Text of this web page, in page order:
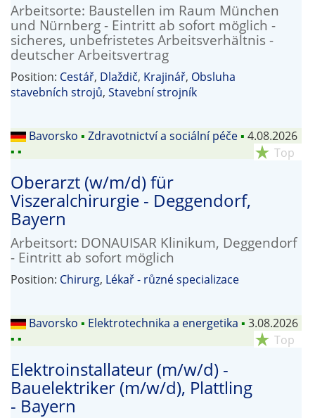
Arbeitsorte: Baustellen im Raum München
und Nürnberg - Eintritt ab sofort möglich -
sicheres, unbefristetes Arbeitsverhältnis -
deutscher Arbeitsvertrag
Position: Cestář, Dlaždič, Krajinář, Obsluha
stavebních strojů, Stavební strojník
Bavorsko ▪ Zdravotnictví a sociální péče▪ 4.08.2026
▪ ▪ star_rate Top
Oberarzt (w/m/d) für
Viszeralchirurgie - Deggendorf,
Bayern
Arbeitsort: DONAUISAR Klinikum, Deggendorf
- Eintritt ab sofort möglich
Position: Chirurg, Lékař - různé specializace
Bavorsko ▪ Elektrotechnika a energetika ▪ 3.08.2026
▪ ▪ star_rate Top
Elektroinstallateur (m/w/d) -
Bauelektriker (m/w/d), Plattling
- Bayern